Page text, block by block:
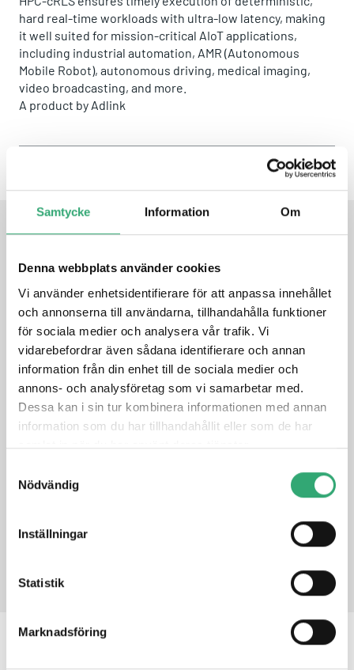
Samtycke Information Om
Denna webbplats använder cookies
Vi använder enhetsidentifierare för att anpassa innehållet
och annonserna till användarna, tillhandahålla funktioner
för sociala medier och analysera vår trafik. Vi
vidarebefordrar även sådana identifierare och annan
information från din enhet till de sociala medier och
annons- och analysföretag som vi samarbetar med.
Dessa kan i sin tur kombinera informationen med annan
information som du har tillhandahållit eller som de har
samlat in när du har använt deras tjänster.
Nödvändig
Inställningar
Statistik
Marknadsföring
hard real-time workloads with ultra-low latency, making
it well suited for mission-critical AIoT applications,
including industrial automation, AMR (Autonomous
Mobile Robot), autonomous driving, medical imaging,
video broadcasting, and more.
A product by Adlink
Share this product:Whatsapp
Facebook
Twitter
Email
13th Gen Intel® Core™ desktop processor
Up to 24 cores (8 P-cores and 16 E-cores), 32 threads
Intel® AVX2 VNNI, Intel® DL Boost
Intel® UHD 770 Xe graphics
Up to 128GB DDR5 SO-DIMM at 4000 MT/s
16x PCIe Gen5, 8x PCIe Gen4 lanes, 14x PCIe Gen3 lanes
2x 2.5GbE, Intel® TCC, TSN capable
4x USB 3.0/2.0/1.1, 8x USB 2.0
DATASHEET
PRODUCT INQUIRY